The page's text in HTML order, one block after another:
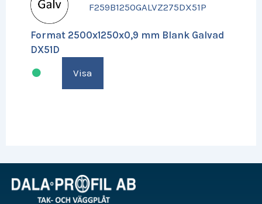
F259B1250GALVZ275DX51P
Format 2500x1250x0,9 mm Blank Galvad
DX51D
Visa